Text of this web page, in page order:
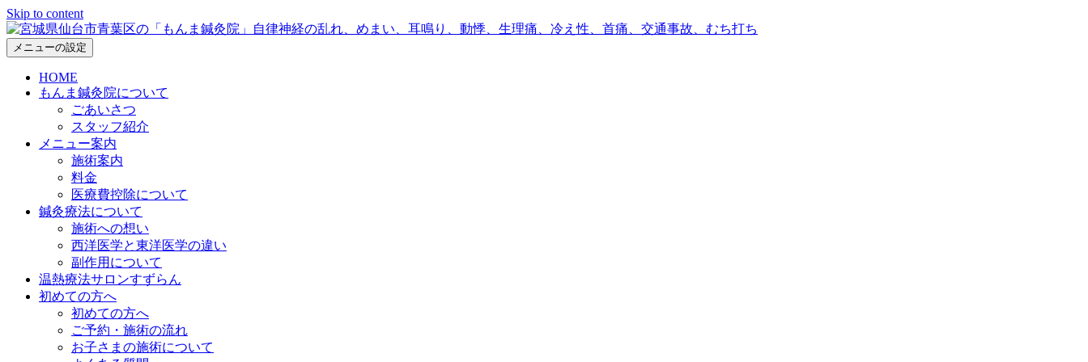
Skip to content
メニューの設定
HOME
もんま鍼灸院について
ごあいさつ
スタッフ紹介
メニュー案内
施術案内
料金
医療費控除について
鍼灸療法について
施術への想い
西洋医学と東洋医学の違い
副作用について
温熱療法サロンすずらん
初めての方へ
初めての方へ
ご予約・施術の流れ
お子さまの施術について